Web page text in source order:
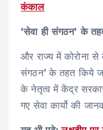
कंकाल
‘सेवा ही संगठन’ के
और राज्य में कोरोना
संगठन’ के तहत किये जा
के नेतृत्व में केंद्र
गए सेवा कार्यो की